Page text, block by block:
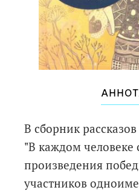
В сборник
"В каждом человеке
произведения
участников